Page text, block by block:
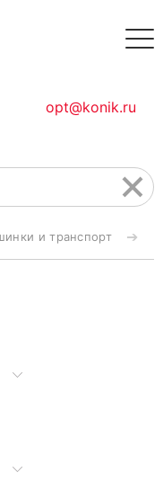
opt@konik.ru
и транспорт